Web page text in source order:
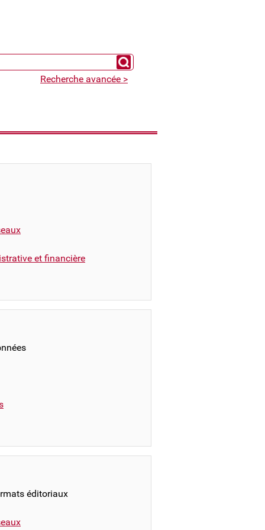
Chercher un expert
Recherche avancée >
et financière
éditoriaux